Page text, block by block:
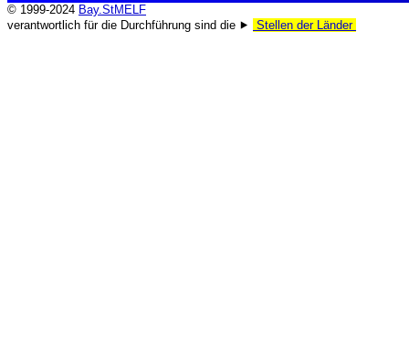
© 1999-2024 Bay.StMELF
verantwortlich für die Durchführung sind die ⯈
Stellen der Länder